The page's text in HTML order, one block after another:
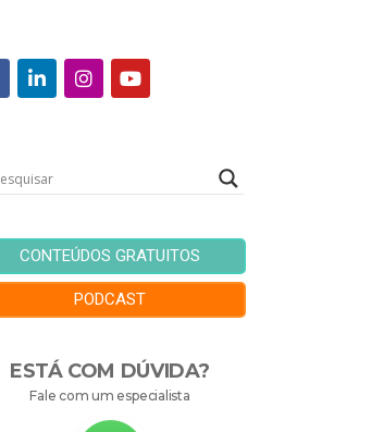
CONTEÚDOS GRATUITOS
PODCAST
ESTÁ COM DÚVIDA?
Fale com um especialista